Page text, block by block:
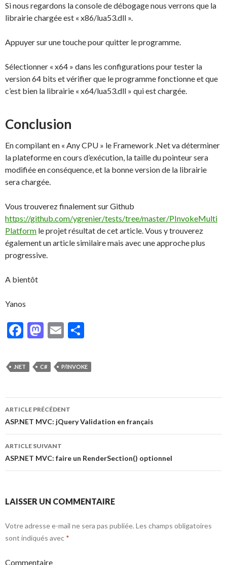
Si nous regardons la console de débogage nous verrons que la
librairie chargée est « x86/lua53.dll ».
Appuyer sur une touche pour quitter le programme.
Sélectionner « x64 » dans les configurations pour tester la
version 64 bits et vérifier que le programme fonctionne et que
c’est bien la librairie « x64/lua53.dll » qui est chargée.
Conclusion
En compilant en « Any CPU » le Framework .Net va déterminer
la plateforme en cours d’exécution, la taille du pointeur sera
modifiée en conséquence, et la bonne version de la librairie
sera chargée.
Vous trouverez finalement sur Github
https://github.com/ygrenier/tests/tree/master/PInvokeMulti
Platform le projet résultat de cet article. Vous y trouverez
également un article similaire mais avec une approche plus
progressive.
A bientôt
Yanos
F
e
o
o
k
M
to
o
n
E
ai ta
er
.NET C# P/INVOKE
Navigation
des
articles
ARTICLE PRÉCÉDENT
ASP.NET MVC: jQuery Validation en français
ARTICLE SUIVANT
ASP.NET MVC: faire un RenderSection() optionnel
LAISSER UN COMMENTAIRE
Votre adresse e-mail ne sera pas publiée. Les champs obligatoires
sont indiqués avec *
Commentaire